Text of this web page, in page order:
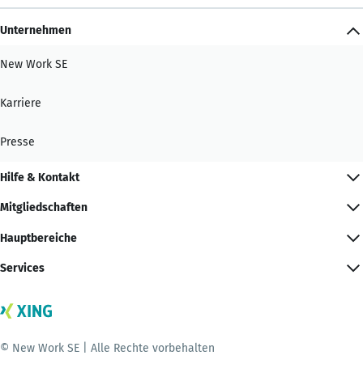
Unternehmen
New Work SE
Karriere
Presse
Hilfe & Kontakt
Mitgliedschaften
Hauptbereiche
Services
© New Work SE | Alle Rechte vorbehalten